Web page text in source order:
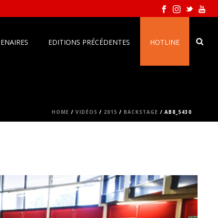
EDITIONS PRÉCÉDENTES HOTLINE
HOME / VIDÉOS / 2015 / BACKSTAGE / AB8_5430